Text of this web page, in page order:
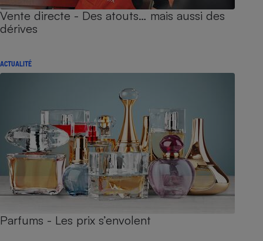
Vente directe - Des atouts… mais aussi des
dérives
ACTUALITÉ
Parfums - Les prix s’envolent